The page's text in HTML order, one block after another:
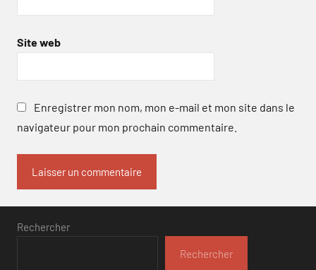
Site web
Enregistrer mon nom, mon e-mail et mon site dans le
navigateur pour mon prochain commentaire.
Rechercher
Rechercher